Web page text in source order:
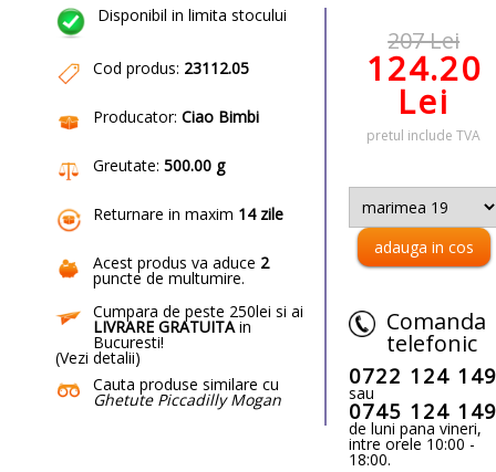
Disponibil in limita stocului
Cod produs: 23112.05
Producator: Ciao Bimbi
Greutate: 500.00 g
Returnare in maxim 14 zile
Acest produs va aduce 2
puncte de multumire.
Cumpara de peste 250lei si ai
LIVRARE GRATUITAin
Bucuresti!
(Vezi detalii)
Cauta produse similare cu
Ghetute Piccadilly Mogan
207 Lei
124.20
Lei
pretul include TVA
Comanda
telefonic
0722 124 149
sau
0745 124 149
de luni pana vineri,
intre orele 10:00 -
18:00.